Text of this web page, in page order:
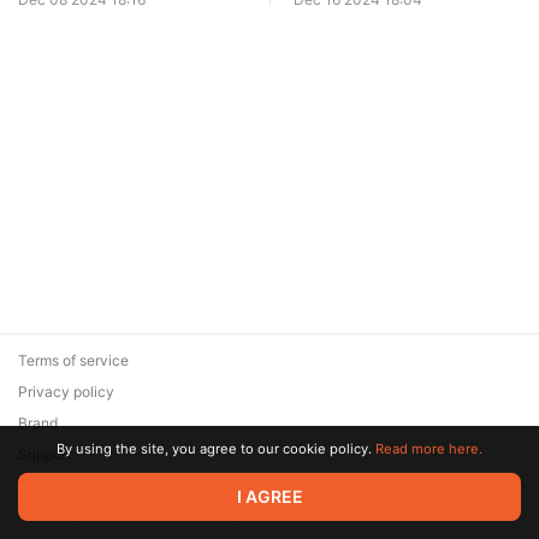
© 2026 Zaya Solutions Limited. All rights reserved. All trademarks
are the property of their respective owners.
Terms of service
Privacy policy
Brand
SupportBy using the site, you agree to our cookie policy. Read more here.
I AGREE